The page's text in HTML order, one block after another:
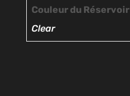
Couleur du Réservoir
Clear